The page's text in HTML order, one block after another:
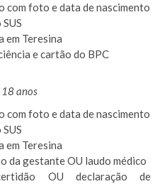
com foto e data de nascimento
em Teresina
e cartão do BPC
18 anos
com foto e data de nascimento
em Teresina
da gestante OU laudo médico
OU declaração de